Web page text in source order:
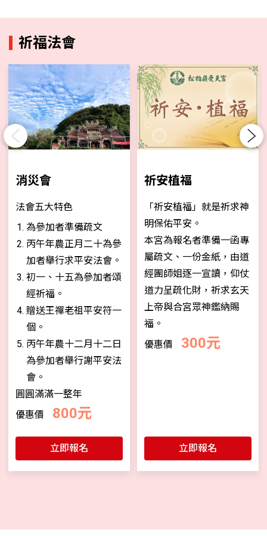
祈福法會
Previous
消災會
法會五大特色
為參加者準備疏文
丙午年農正月二十為參
加者舉行求平安法會。
初一、十五為參加者頌
經祈福。
贈送王禪老祖平安符一
個。
丙午年農十二月十二日
為參加者舉行謝平安法
會。
圓圓滿滿一整年
優惠價
800元
立即報名
祈安植福
「祈安植福」就是祈求神
明保佑平安。
本宮為報名者準備一函專
屬疏文、一份金紙，由道
經團師姐逐一宣讀，仰仗
道力呈疏化財，祈求玄天
上帝與合宮眾神鑑納賜
福。
優惠價
300元
立即報名
Next